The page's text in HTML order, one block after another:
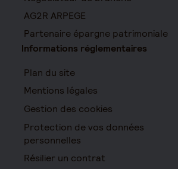
AG2R ARPEGE
Partenaire épargne patrimoniale
Informations réglementaires
Plan du site
Mentions légales
Gestion des cookies
Protection de vos données
personnelles
Résilier un contrat